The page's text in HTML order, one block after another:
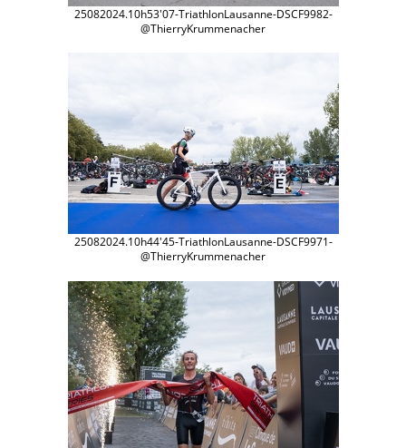
25082024.10h53'07-TriathlonLausanne-DSCF9982-
@ThierryKrummenacher
25082024.10h44'45-TriathlonLausanne-DSCF9971-
@ThierryKrummenacher